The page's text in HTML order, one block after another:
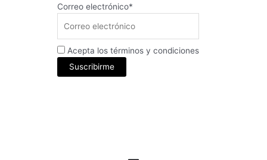
Correo electrónico*
Acepta los términos y condiciones